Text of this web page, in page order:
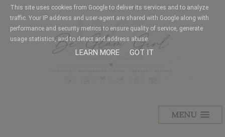
MENU
This site uses cookies from Google to deliver its services and to analyze
traffic. Your IP address and user-agent are shared with Google along with
performance and security metrics to ensure quality of service, generate
usage statistics, and to detect and address abuse.
LEARN MORE GOT IT